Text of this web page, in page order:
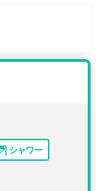
シャワー